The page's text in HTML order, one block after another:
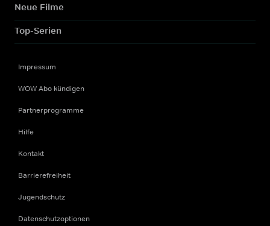
Neue Filme
Top-Serien
Impressum
WOW Abo kündigen
Partnerprogramme
Hilfe
Kontakt
Barrierefreiheit
Jugendschutz
Datenschutzoptionen